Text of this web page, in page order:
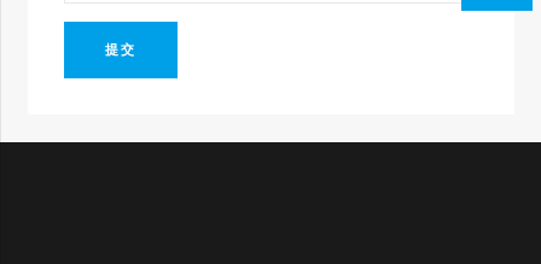
提交